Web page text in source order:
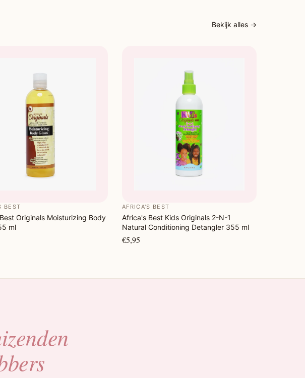
Bekijk alles →
BEST
Originals Moisturizing Body
ml
AFRICA'S BEST
Africa's Best Kids Originals 2-N-1
Natural Conditioning Detangler 355 ml
€5,95